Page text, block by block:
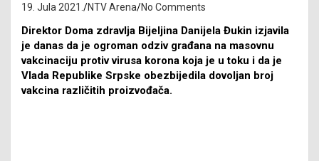
19. Jula 2021. NTV Arena No Comments
Direktor Doma zdravlja Bijeljina Danijela Đukin izjavila
je danas da je ogroman odziv građana na masovnu
vakcinaciju protiv virusa korona koja je u toku i da je
Vlada Republike Srpske obezbijedila dovoljan broj
vakcina različitih proizvođača.